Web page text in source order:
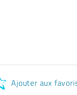
Ajouter aux